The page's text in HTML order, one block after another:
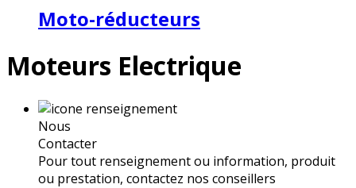
Moto-réducteurs
Moteurs Electrique
Nous
Contacter
Pour tout renseignement ou information, produit
ou prestation, contactez nos conseillers